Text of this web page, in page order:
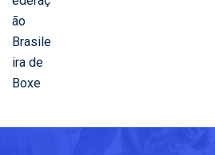
Register